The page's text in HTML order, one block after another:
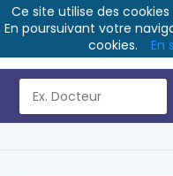
Ce site utilise des
En poursuivant votre
cookies.
En